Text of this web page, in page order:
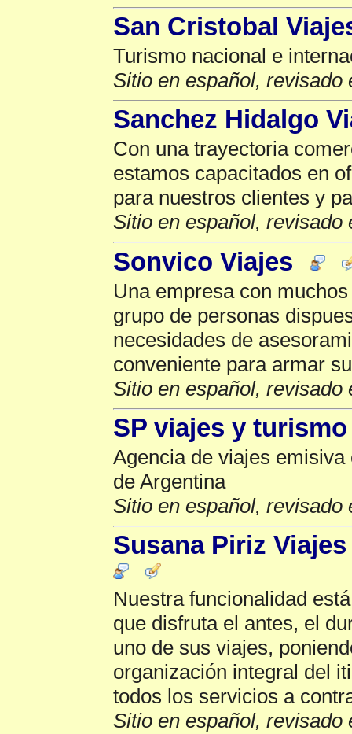
San Cristobal
Turismo nacional e
Sitio en español, revisado
Sanchez Hidalgo
Con una trayectoria
estamos capacitados en
para nuestros clientes y
Sitio en español, revisado
Sonvico Viajes
Una empresa con
grupo de personas
necesidades de
conveniente para armar
Sitio en español, revisado
SP viajes y turismo
Agencia de viajes
de Argentina
Sitio en español, revisado
Susana Piriz
Nuestra funcionalidad
que disfruta el antes, el
uno de sus viajes,
organización integral del
todos los servicios a
Sitio en español, revisado